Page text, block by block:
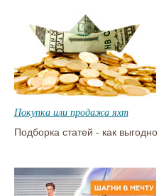
Покупка или продажа яхт
Подборка статей - как